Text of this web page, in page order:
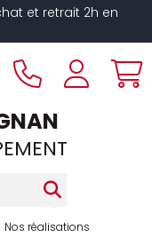
et retrait 2h en
Nos réalisations